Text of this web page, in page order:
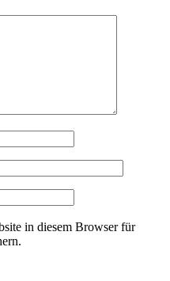
in diesem Browser für